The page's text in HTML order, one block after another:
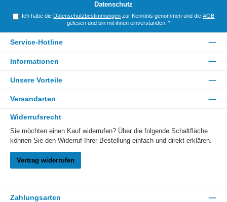
Datenschutz
Ich habe die Datenschutzbestimmungen zur Kenntnis genommen und dieAGB
gelesen und bin mit ihnen einverstanden. *
Service-Hotline
Informationen
Unsere Vorteile
Versandarten
Widerrufsrecht
Sie möchten einen Kauf widerrufen? Über die folgende Schaltfläche
können Sie den Widerruf Ihrer Bestellung einfach und direkt erklären.
Vertrag widerrufen
Zahlungsarten